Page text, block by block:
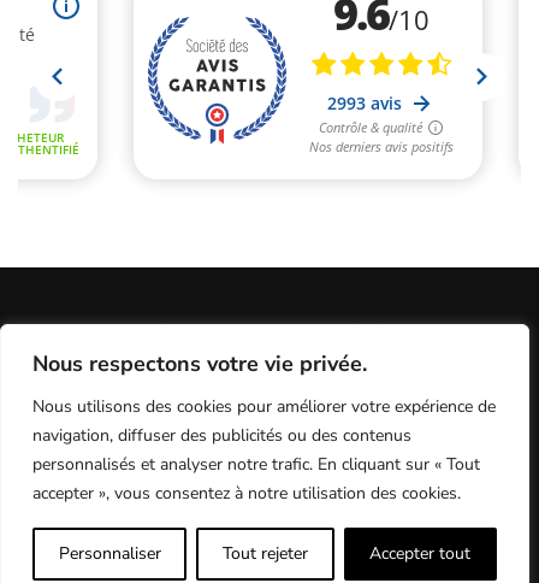
Nous respectons votre vie privée.
Nous utilisons des cookies pour améliorer votre expérience de
navigation, diffuser des publicités ou des contenus
personnalisés et analyser notre trafic. En cliquant sur « Tout
accepter », vous consentez à notre utilisation des cookies.
Personnaliser Tout rejeter Accepter tout
Informations Légales
Conditions Générales de Vente
Politique de Confidentialité / Cookies / RGP
Programme fidélité
Contact
MX Test - le meilleur du test motocross